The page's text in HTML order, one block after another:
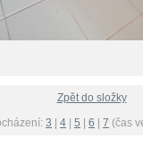
Zpět do složky
3 4 5 6 7 (čas